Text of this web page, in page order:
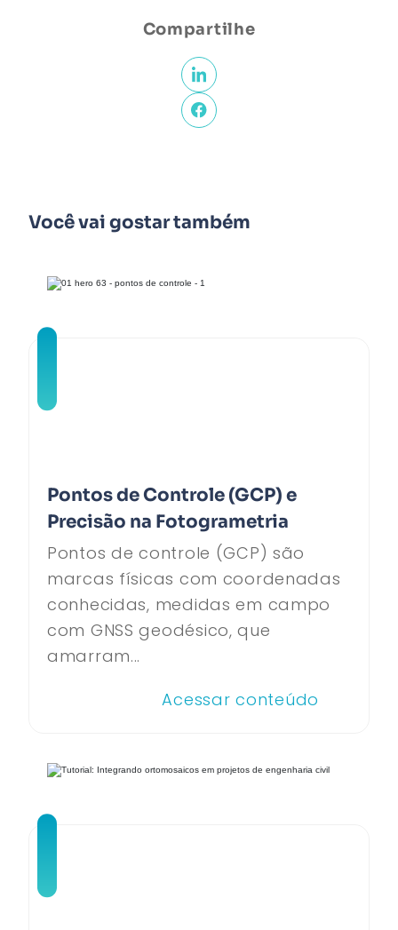
Compartilhe
Você vai gostar também
Pontos de Controle (GCP) e
Precisão na Fotogrametria
Pontos de controle (GCP) são
marcas físicas com coordenadas
conhecidas, medidas em campo
com GNSS geodésico, que
amarram...
Acessar conteúdo